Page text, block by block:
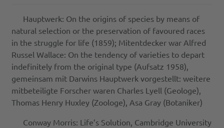
Hauptwerk: On the origins of species by means of
natural selection or the preservation of favoured races
in the struggle for life (1859); Mitentdecker war Alfred
Russel Wallace: On the tendency of varieties to depart
indefinitely from the original type (Aufsatz 1958),
gemeinsam mit Darwins Hauptwerk vorgestellt: weitere
mitbeteiligte Forscher waren Charles Lyell (Geologe),
Thomas Henry Huxley (Zoologe), Asa Gray (Botaniker)
Conway Morris: Life’s Solution, Cambridge University